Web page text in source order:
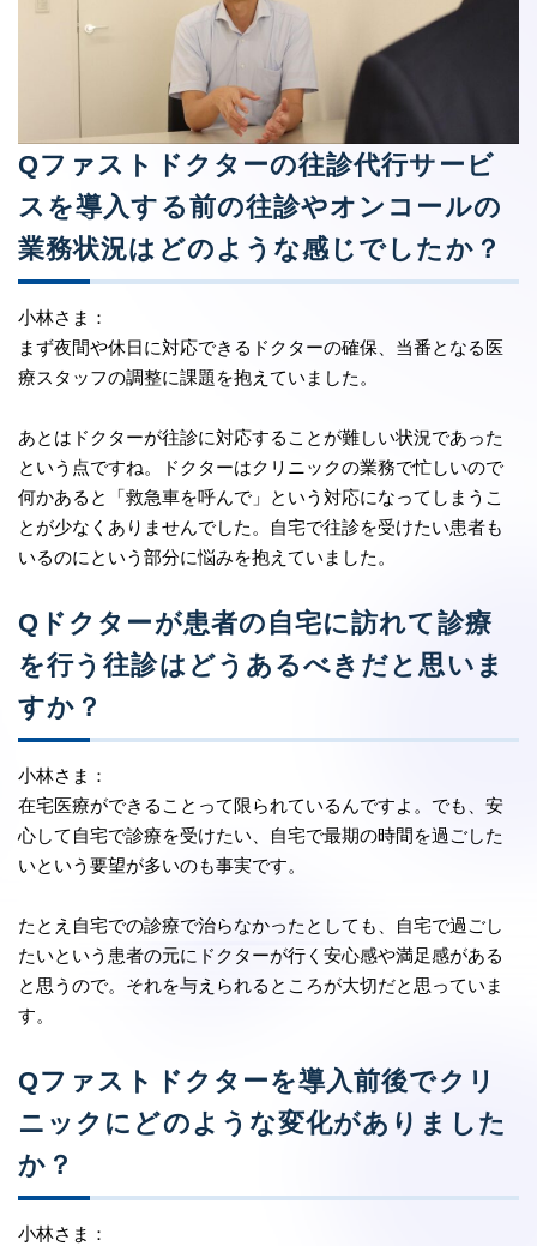
Qファストドクターの往診代行サービ
スを導入する前の往診やオンコールの
業務状況はどのような感じでしたか？
小林さま：
まず夜間や休日に対応できるドクターの確保、当番となる医
療スタッフの調整に課題を抱えていました。
あとはドクターが往診に対応することが難しい状況であった
という点ですね。ドクターはクリニックの業務で忙しいので
何かあると「救急車を呼んで」という対応になってしまうこ
とが少なくありませんでした。自宅で往診を受けたい患者も
いるのにという部分に悩みを抱えていました。
Qドクターが患者の自宅に訪れて診療
を行う往診はどうあるべきだと思いま
すか？
小林さま：
在宅医療ができることって限られているんですよ。でも、安
心して自宅で診療を受けたい、自宅で最期の時間を過ごした
いという要望が多いのも事実です。
たとえ自宅での診療で治らなかったとしても、自宅で過ごし
たいという患者の元にドクターが行く安心感や満足感がある
と思うので。それを与えられるところが大切だと思っていま
す。
Qファストドクターを導入前後でクリ
ニックにどのような変化がありました
か？
小林さま：